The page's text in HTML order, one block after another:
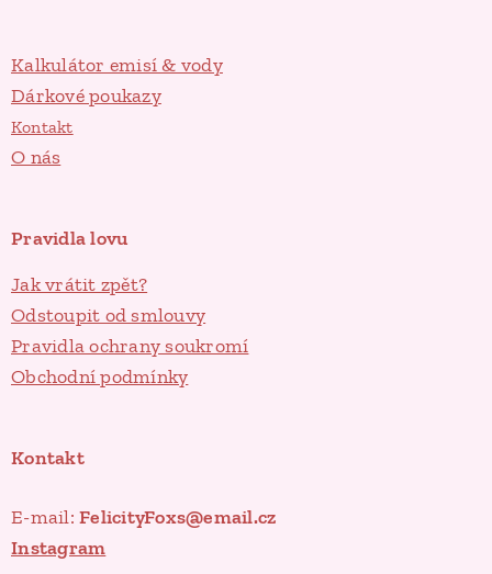
Kalkulátor emisí & vody
Dárkové poukazy
Kontakt
O nás
Pravidla lovu
Jak vrátit zpět?
Odstoupit od smlouvy
Pravidla ochrany soukromí
Obchodní podmínky
Kontakt
E-mail:FelicityFoxs@email.cz
Instagram